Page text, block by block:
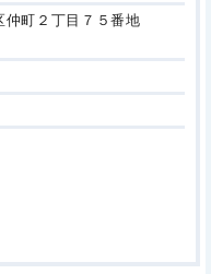
町２丁目７５番地